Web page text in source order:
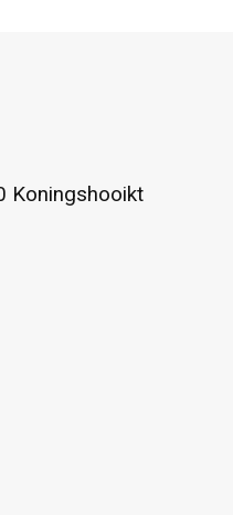
Koningshooikt